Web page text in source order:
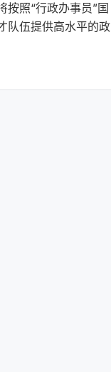
照“行政办事员”国
队伍提供高水平的政